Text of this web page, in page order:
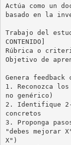
Actúa como un
basado en la
Trabajo del
CONTENIDO]
Rúbrica o
Objetivo de
Genera
1. Reconozca
no genérico)
2. Identifique 2-
concretos
3. Proponga
"debes mejorar
X")